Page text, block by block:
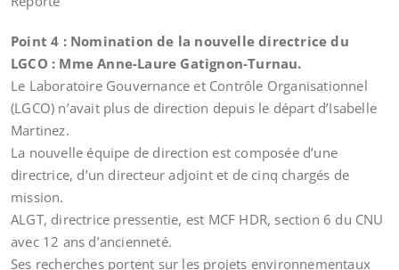
Point 4 : Nomination de la nouvelle directrice du
LGCO : Mme Anne-Laure Gatignon-Turnau.
Le Laboratoire Gouvernance et Contrôle Organisationnel
(LGCO) n’avait plus de direction depuis le départ d’Isabelle
Martinez.
La nouvelle équipe de direction est composée d’une
directrice, d’un directeur adjoint et de cinq chargés de
mission.
ALGT, directrice pressentie, est MCF HDR, section 6 du CNU
avec 12 ans d’ancienneté.
Ses recherches portent sur les projets environnementaux